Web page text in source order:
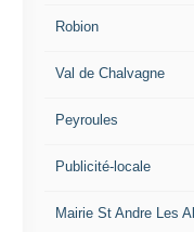
Robion
Val de Chalvagne
Peyroules
Publicité-locale
Mairie St Andre Les